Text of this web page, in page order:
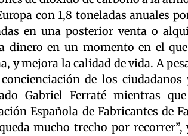
con 1,8 toneladas anuales
en una posterior venta o
dinero en un momento en el
y mejora la calidad de vida. A
de los
Gabriel Ferraté mientras
Española de Fabricantes de
mucho trecho por